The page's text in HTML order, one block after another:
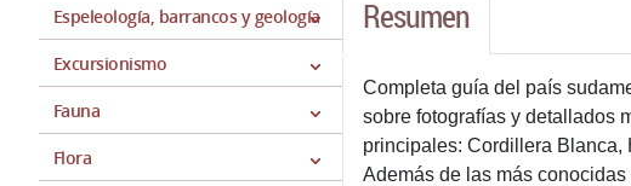
Espeleología, barrancos y geología
Excursionismo
Fauna
Flora
Resumen
Completa guía del país
sobre fotografías y detallados
principales: Cordillera Blanca,
Además de las más